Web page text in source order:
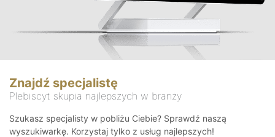
Znajdź specjalistę
Plebiscyt skupia najlepszych w branży
Szukasz specjalisty w pobliżu Ciebie? Sprawdź naszą
wyszukiwarkę. Korzystaj tylko z usług najlepszych!